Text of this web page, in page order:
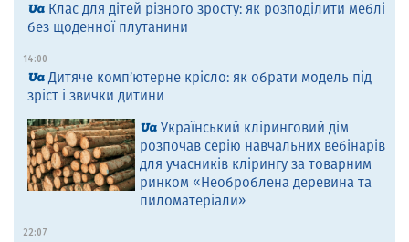
Клас для дітей різного зросту: як розподілити меблі
без щоденної плутанини
14:00
Дитяче комп’ютерне крісло: як обрати модель під
зріст і звички дитини
Український кліринговий дім
розпочав серію навчальних вебінарів
для учасників клірингу за товарним
ринком «Необроблена деревина та
пиломатеріали»
22:07